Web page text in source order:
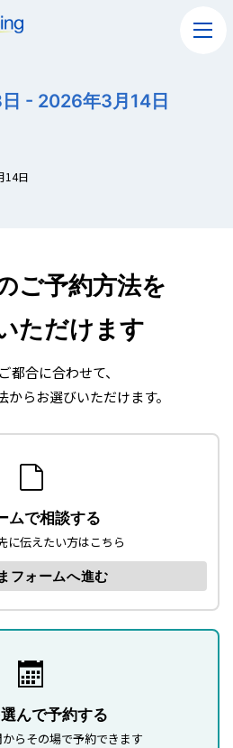
- 2026年3月14日
14日
ご予約方法を
ただけます
都合に合わせて、
らお選びいただけます。
ムで相談する
に伝えたい方はこちら
フォームへ進む
んで予約する
らその場で予約できます